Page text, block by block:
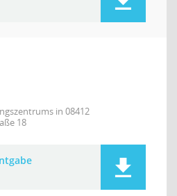
in 08412
18